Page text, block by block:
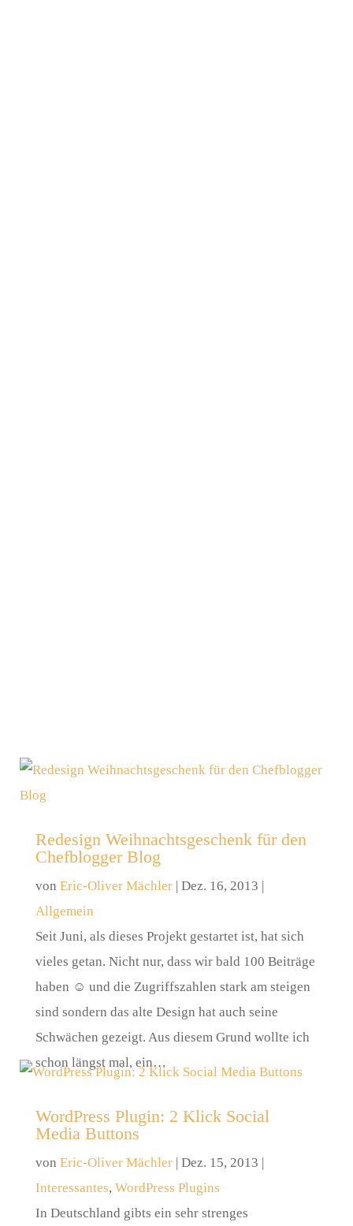
Redesign Weihnachtsgeschenk für den
Chefblogger Blog
von Eric-Oliver Mächler| Dez. 16, 2013 |
Allgemein
Seit Juni, als dieses Projekt gestartet ist, hat sich
vieles getan. Nicht nur, dass wir bald 100 Beiträge
haben ☺ und die Zugriffszahlen stark am steigen
sind sondern das alte Design hat auch seine
Schwächen gezeigt. Aus diesem Grund wollte ich
schon längst mal, ein…
WordPress Plugin: 2 Klick Social
Media Buttons
von Eric-Oliver Mächler| Dez. 15, 2013 |
Interessantes, WordPress Plugins
In Deutschland gibts ein sehr strenges